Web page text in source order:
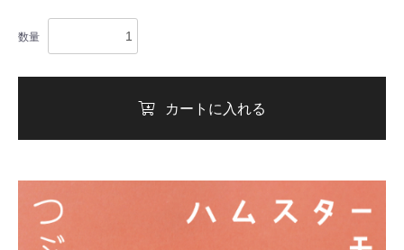
数量
カートに入れる